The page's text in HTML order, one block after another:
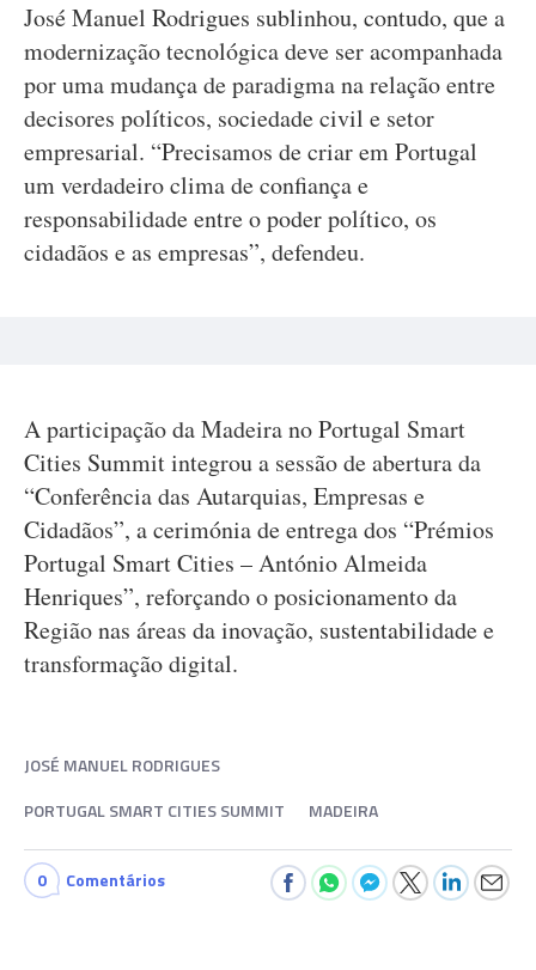
José Manuel Rodrigues sublinhou, contudo, que a
modernização tecnológica deve ser acompanhada
por uma mudança de paradigma na relação entre
decisores políticos, sociedade civil e setor
empresarial. “Precisamos de criar em Portugal
um verdadeiro clima de confiança e
responsabilidade entre o poder político, os
cidadãos e as empresas”, defendeu.
A participação da Madeira no Portugal Smart
Cities Summit integrou a sessão de abertura da
“Conferência das Autarquias, Empresas e
Cidadãos”, a cerimónia de entrega dos “Prémios
Portugal Smart Cities – António Almeida
Henriques”, reforçando o posicionamento da
Região nas áreas da inovação, sustentabilidade e
transformação digital.
JOSÉ MANUEL RODRIGUES
PORTUGAL SMART CITIES SUMMIT
MADEIRA
0 Comentários